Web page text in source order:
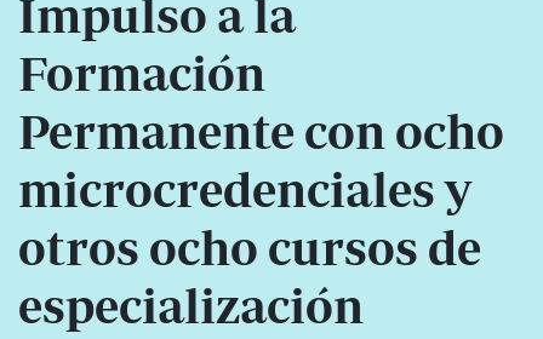
Impulso a la
Formación
Permanente con ocho
microcredenciales y
otros ocho cursos de
especialización